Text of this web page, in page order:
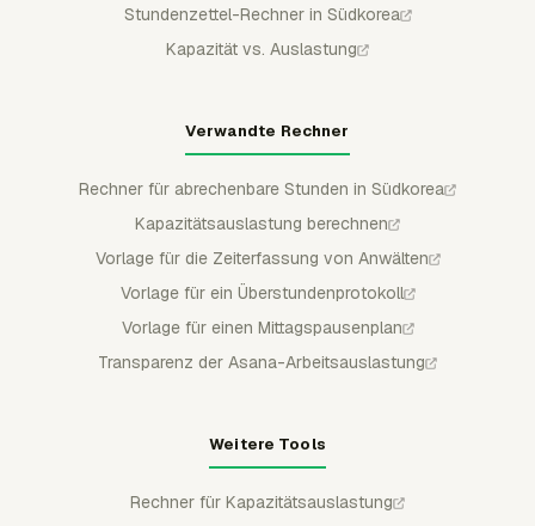
Stundenzettel-Rechner in Südkorea
Kapazität vs. Auslastung
Verwandte Rechner
Rechner für abrechenbare Stunden in Südkorea
Kapazitätsauslastung berechnen
Vorlage für die Zeiterfassung von Anwälten
Vorlage für ein Überstundenprotokoll
Vorlage für einen Mittagspausenplan
Transparenz der Asana-Arbeitsauslastung
Weitere Tools
Rechner für Kapazitätsauslastung